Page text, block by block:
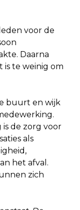
voor de
Daarna
is te weinig om
buurt en wijk
de zorg voor
als
het afval.
zich